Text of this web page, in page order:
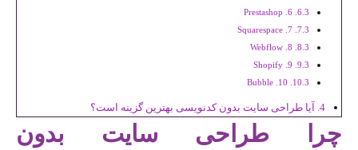
6. Prestashop
7. Squarespace
8. Webflow
9. Shopify
10. Bubble
آیا طراحی سایت بدون کدنویسی بهترین گزینه است؟
چرا طراحی سایت بدون